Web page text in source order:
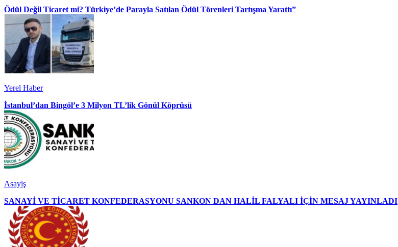
Ödül Değil Ticaret mi? Türkiye’de Parayla Satılan Ödül Törenleri Tartışma Yarattı”
Yerel Haber
İstanbul’dan Bingöl’e 3 Milyon TL’lik Gönül Köprüsü
Asayiş
SANAYİ VE TİCARET KONFEDERASYONU SANKON DAN HALİL FALYALI İÇİN MESAJ YAYINLADI